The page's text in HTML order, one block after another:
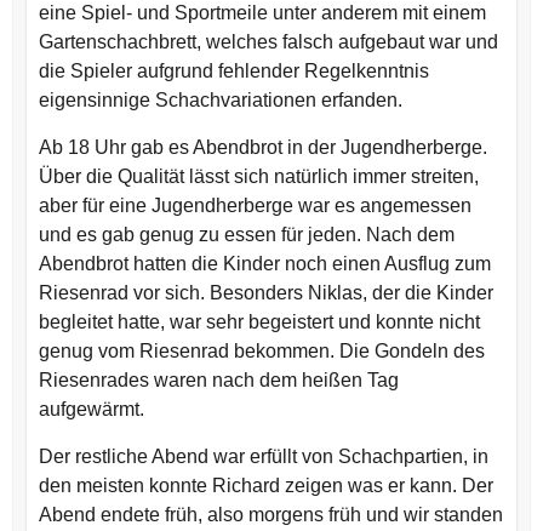
eine Spiel- und Sportmeile unter anderem mit einem
Gartenschachbrett, welches falsch aufgebaut war und
die Spieler aufgrund fehlender Regelkenntnis
eigensinnige Schachvariationen erfanden.
Ab 18 Uhr gab es Abendbrot in der Jugendherberge.
Über die Qualität lässt sich natürlich immer streiten,
aber für eine Jugendherberge war es angemessen
und es gab genug zu essen für jeden. Nach dem
Abendbrot hatten die Kinder noch einen Ausflug zum
Riesenrad vor sich. Besonders Niklas, der die Kinder
begleitet hatte, war sehr begeistert und konnte nicht
genug vom Riesenrad bekommen. Die Gondeln des
Riesenrades waren nach dem heißen Tag
aufgewärmt.
Der restliche Abend war erfüllt von Schachpartien, in
den meisten konnte Richard zeigen was er kann. Der
Abend endete früh, also morgens früh und wir standen